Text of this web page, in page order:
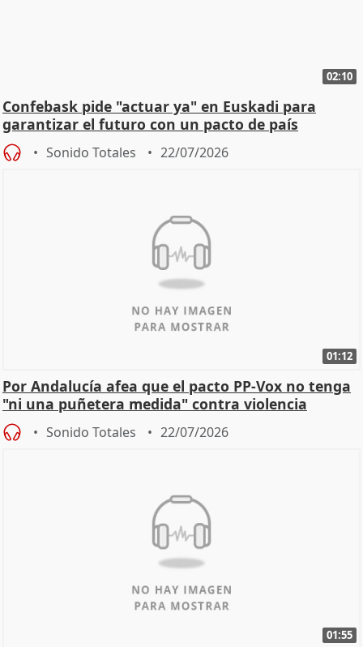
02:10
Confebask pide "actuar ya" en Euskadi para
garantizar el futuro con un pacto de país
Sonido Totales 22/07/2026
01:12
Por Andalucía afea que el pacto PP-Vox no tenga
"ni una puñetera medida" contra violencia
machista
Sonido Totales 22/07/2026
01:55